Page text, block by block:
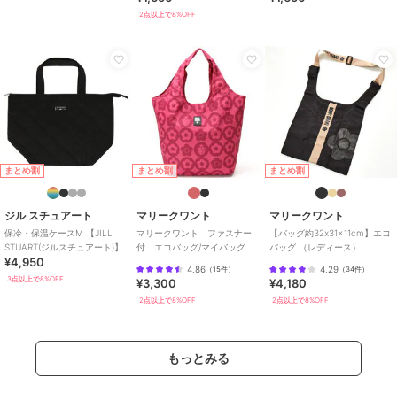
2点以上で8%OFF
まとめ割
ジル スチュアート
保冷・保温ケースM 【JILL
STUART(ジルスチュアート)】
¥4,950
3点以上で8%OFF
まとめ割
マリークワント
マリークワント ファスナー
付 エコバッグ/マイバッグ
4.86 （15件）
¥3,300
2点以上で8%OFF
まとめ割
マリークワント
【バッグ約32x31x11cm】エコ
バッグ （レディース）
4.29（34件）
¥4,180
2点以上で8%OFF
もっとみる